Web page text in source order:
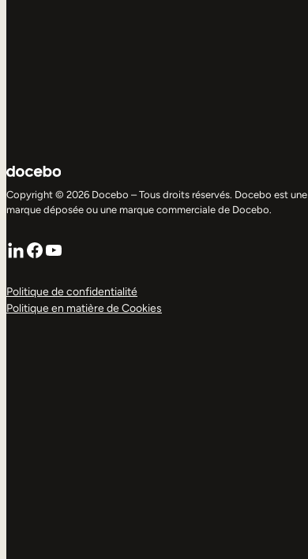
Copyright © 2026 Docebo – Tous droits réservés. Docebo est une
marque déposée ou une marque commerciale de Docebo.
LinkedIn
Facebook
YouTube
Politique de confidentialité
Politique en matière de Cookies